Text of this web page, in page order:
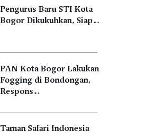
Pengurus Baru STI Kota
Bogor Dikukuhkan, Siap…
PAN Kota Bogor Lakukan
Fogging di Bondongan,
Respons…
Taman Safari Indonesia